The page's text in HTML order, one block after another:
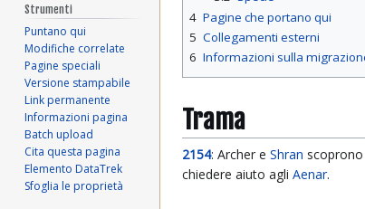
4 Pagine che portano qui
5 Collegamenti esterni
6 Informazioni sulla
Trama
2154: Archer e Shran
chiedere aiuto agli Aenar.
Strumenti
Puntano qui
Modifiche correlate
Pagine speciali
Versione stampabile
Link permanente
Informazioni pagina
Batch upload
Cita questa pagina
Elemento DataTrek
Sfoglia le proprietà